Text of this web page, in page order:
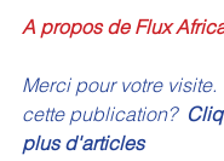
A propos de Flux
Merci pour votre
cette publication?
plus d'articles